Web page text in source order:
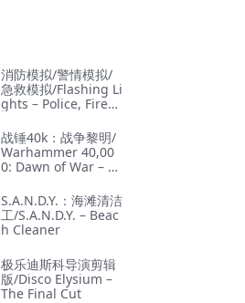
消防模拟/警情模拟/
急救模拟/Flashing Li
ghts – Police, Firefi
Services Simulator
战锤40k：战争黎明/
Warhammer 40,00
0: Dawn of War – D
S.A.N.D.Y.：海滩清洁
工/S.A.N.D.Y. – Beac
h Cleaner
极乐迪斯科导演剪辑
版/Disco Elysium –
The Final Cut